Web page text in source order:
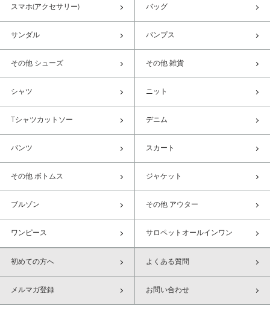
スマホ(アクセサリー) バッグ
サンダル パンプス
その他 シューズ その他 雑貨
シャツ ニット
Tシャツカットソー デニム
パンツ スカート
その他 ボトムス ジャケット
ブルゾン その他 アウター
ワンピース サロペットオールインワン
初めての方へ よくある質問
メルマガ登録 お問い合わせ